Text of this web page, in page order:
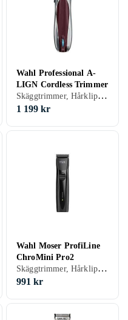
Wahl Professional A-
LIGN Cordless Trimmer
Skäggtrimmer, Hårklippare, Batteridrift
1 199 kr
Wahl Moser ProfiLine
ChroMini Pro2
Skäggtrimmer, Hårklippare, Batteridrift, Avtagbart blad
991 kr